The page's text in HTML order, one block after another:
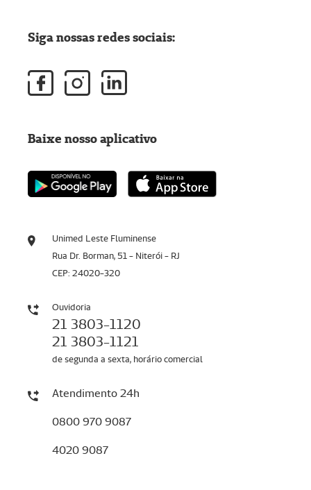
Unimed Leste Fluminense
Rua Dr. Borman, 51 - Niterói - RJ
CEP: 24020-320
Ouvidoria
21 3803-1120
21 3803-1121
de segunda a sexta, horário comercial
Atendimento 24h
0800 970 9087
4020 9087
Siga nossas redes sociais:
Baixe nosso aplicativo